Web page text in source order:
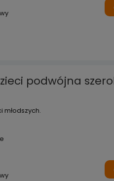
podwójna
młodszych.